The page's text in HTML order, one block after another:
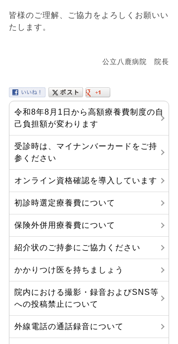
皆様のご理解、ご協力をよろしくお願いい
たします。
公立八鹿病院 院長
令和8年8月1日から高額療養費制度の自
己負担額が変わります
受診時は、マイナンバーカードをご持
参ください
オンライン資格確認を導入しています
初診時選定療養費について
保険外併用療養費について
紹介状のご持参にご協力ください
かかりつけ医を持ちましょう
院内における撮影・録音およびSNS等
への投稿禁止について
外線電話の通話録音について